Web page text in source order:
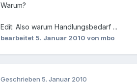
Warum?
Edit: Also warum Handlungsbedarf ...
bearbeitet 5. Januar 2010 von mbo
Geschrieben 5. Januar 2010